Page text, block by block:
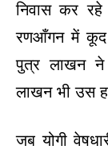
निवास कर रहे
रणआँगन में कूद
पुत्र लाखन ने
लाखन भी उस
जब योगी